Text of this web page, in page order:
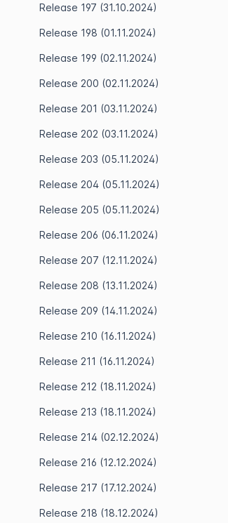
Release 197 (31.10.2024)
Release 198 (01.11.2024)
Release 199 (02.11.2024)
Release 200 (02.11.2024)
Release 201 (03.11.2024)
Release 202 (03.11.2024)
Release 203 (05.11.2024)
Release 204 (05.11.2024)
Release 205 (05.11.2024)
Release 206 (06.11.2024)
Release 207 (12.11.2024)
Release 208 (13.11.2024)
Release 209 (14.11.2024)
Release 210 (16.11.2024)
Release 211 (16.11.2024)
Release 212 (18.11.2024)
Release 213 (18.11.2024)
Release 214 (02.12.2024)
Release 216 (12.12.2024)
Release 217 (17.12.2024)
Release 218 (18.12.2024)